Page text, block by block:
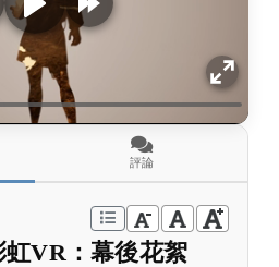
評論
VR：幕後花絮